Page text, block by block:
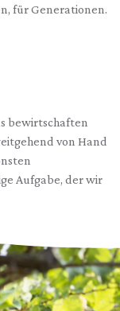
für Generationen.
bewirtschaften
von Hand
Aufgabe, der wir